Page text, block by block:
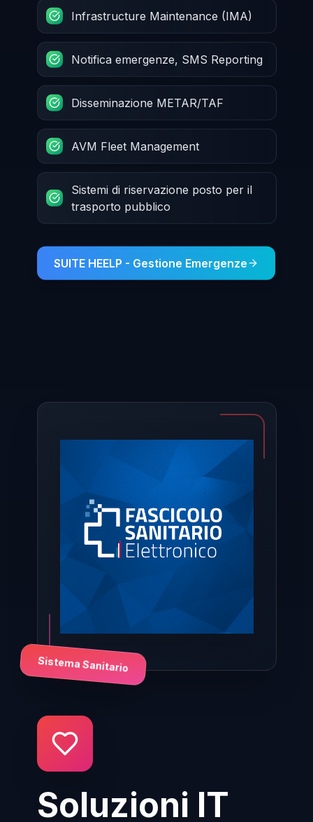
Infrastructure Maintenance (IMA)
Notifica emergenze, SMS Reporting
Disseminazione METAR/TAF
AVM Fleet Management
Sistemi di riservazione posto per il
trasporto pubblico
SUITE HEELP - Gestione Emergenze
Soluzioni IT
Sistema Sanitario